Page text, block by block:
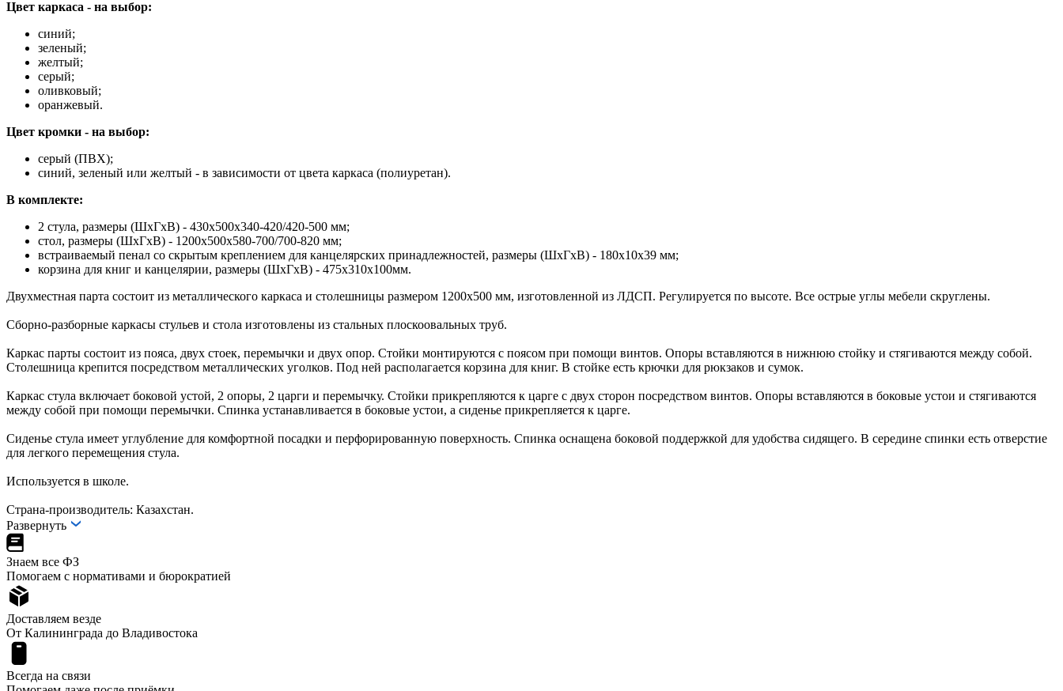
Цвет каркаса - на выбор:
синий;
зеленый;
желтый;
серый;
оливковый;
оранжевый.
Цвет кромки - на выбор:
серый (ПВХ);
синий, зеленый или желтый - в зависимости от цвета каркаса (полиуретан).
В комплекте:
2 стула, размеры (ШхГхВ) - 430х500х340-420/420-500 мм;
стол, размеры (ШхГхВ) - 1200х500x580-700/700-820 мм;
встраиваемый пенал со скрытым креплением для канцелярских принадлежностей, размеры (ШхГхВ) - 180х10х39 мм;
корзина для книг и канцелярии, размеры (ШхГхВ) - 475х310х100мм.
Двухместная парта состоит из металлического каркаса и столешницы размером 1200х500 мм, изготовленной из ЛДСП. Регулируется по высоте. Все острые углы мебели скруглены.
Сборно-разборные каркасы стульев и стола изготовлены из стальных плоскоовальных труб.
Каркас парты состоит из пояса, двух стоек, перемычки и двух опор. Стойки монтируются с поясом при помощи винтов. Опоры вставляются в нижнюю стойку и стягиваются между собой.
Столешница крепится посредством металлических уголков. Под ней располагается корзина для книг. В стойке есть крючки для рюкзаков и сумок.
Каркас стула включает боковой устой, 2 опоры, 2 царги и перемычку. Стойки прикрепляются к царге с двух сторон посредством винтов. Опоры вставляются в боковые устои и стягиваются
между собой при помощи перемычки. Спинка устанавливается в боковые устои, а сиденье прикрепляется к царге.
Сиденье стула имеет углубление для комфортной посадки и перфорированную поверхность. Спинка оснащена боковой поддержкой для удобства сидящего. В середине спинки есть отверстие
для легкого перемещения стула.
Используется в школе.
Страна-производитель: Казахстан.
Развернуть
Знаем все ФЗ
Помогаем с нормативами и бюрократией
Доставляем везде
От Калининграда до Владивостока
Всегда на связи